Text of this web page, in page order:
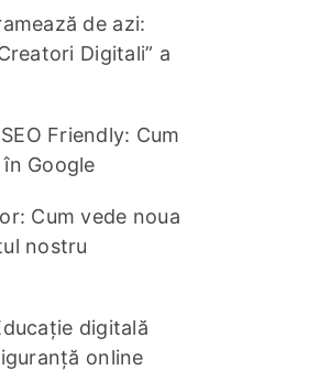
de azi:
Digitali” a
Friendly: Cum
Google
Cum vede noua
nostru
digitală
online